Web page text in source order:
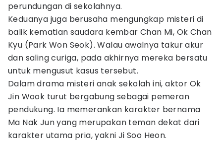
perundungan di sekolahnya.
Keduanya juga berusaha mengungkap misteri di
balik kematian saudara kembar Chan Mi, Ok Chan
Kyu (Park Won Seok). Walau awalnya takur akur
dan saling curiga, pada akhirnya mereka bersatu
untuk mengusut kasus tersebut.
Dalam drama misteri anak sekolah ini, aktor Ok
Jin Wook turut bergabung sebagai pemeran
pendukung. Ia memerankan karakter bernama
Ma Nak Jun yang merupakan teman dekat dari
karakter utama pria, yakni Ji Soo Heon.